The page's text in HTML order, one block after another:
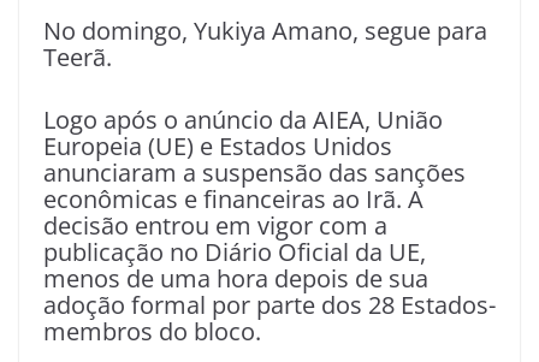
No domingo, Yukiya Amano, segue para
Teerã.
Logo após o anúncio da AIEA, União
Europeia (UE) e Estados Unidos
anunciaram a suspensão das sanções
econômicas e financeiras ao Irã. A
decisão entrou em vigor com a
publicação no Diário Oficial da UE,
menos de uma hora depois de sua
adoção formal por parte dos 28 Estados-
membros do bloco.